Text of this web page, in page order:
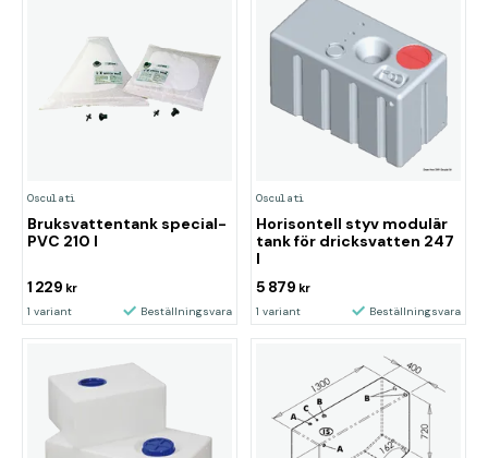
Osculati
Bruksvattentank special-
PVC 210 l
1 229 kr
1 variant Beställningsvara
Osculati
Horisontell styv modulär
tank för dricksvatten 247
l
5 879 kr
1 variant Beställningsvara